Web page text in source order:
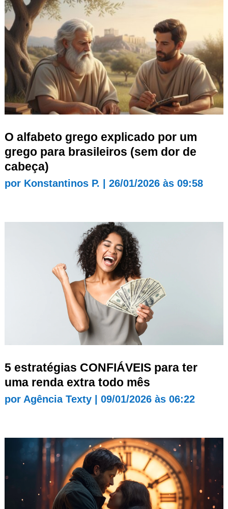
O alfabeto grego explicado por um
grego para brasileiros (sem dor de
cabeça)
por Konstantinos P. 26/01/2026 às 09:58
5 estratégias CONFIÁVEIS para ter
uma renda extra todo mês
por Agência Texty| 09/01/2026 às 06:22